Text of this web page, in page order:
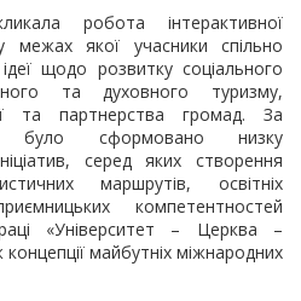
робота інтерактивної
межах якої учасники спільно
щодо розвитку соціального
та духовного туризму,
та партнерства громад. За
було сформовано низку
серед яких створення
маршрутів, освітніх
компетентностей
«Університет – Церква –
майбутніх міжнародних